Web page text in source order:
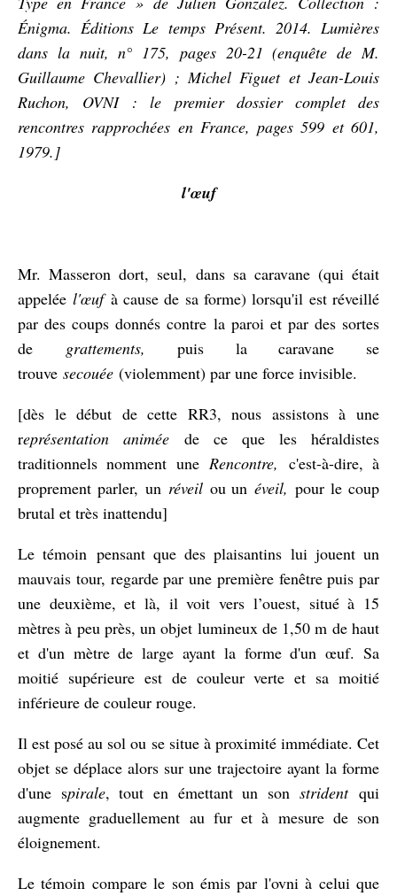
Énigma. Éditions Le temps Présent. 2014. Lumières
dans la nuit, n° 175, pages 20-21 (enquête de M.
Guillaume Chevallier) ; Michel Figuet et Jean-Louis
Ruchon, OVNI : le premier dossier complet des
rencontres rapprochées en France, pages 599 et 601,
1979.]
l'œuf
Mr. Masseron dort, seul, dans sa caravane (qui était
appeléel'œufà cause de sa forme) lorsqu'il est réveillé
par des coups donnés contre la paroi et par des sortes
de grattements, puis la caravane se
trouve secouée (violemment) par une force invisible.
[dès le début de cette RR3, nous assistons à une
représentation animée de ce que les héraldistes
traditionnels nomment uneRencontre, c'est-à-dire, à
proprement parler, un réveilou unéveil, pour le coup
brutal et très inattendu]
Le témoin pensant que des plaisantins lui jouent un
mauvais tour, regarde par une première fenêtre puis par
une deuxième, et là, il voit vers l’ouest, situé à 15
mètres à peu près, un objet lumineux de 1,50 m de haut
et d'un mètre de large ayant la forme d'un œuf. Sa
moitié supérieure est de couleur verte et sa moitié
inférieure de couleur rouge.
Il est posé au sol ou se situe à proximité immédiate. Cet
objet se déplace alors sur une trajectoire ayant la forme
d'une spirale, tout en émettant un sonstridentqui
augmente graduellement au fur et à mesure de son
éloignement.
Le témoin compare le son émis par l'ovni à celui que